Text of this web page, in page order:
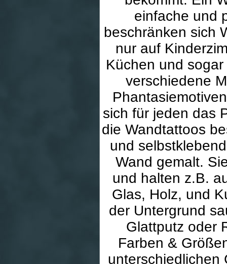
einfache und
beschränken sich
nur auf
Küchen und
verschiedene
sich für jeden das
die Wandtattoos
und
Wand gemalt.
und halten z.B.
Glas, Holz, und
der Untergrund
Glattputz oder
Farben &
unterschiedlichen